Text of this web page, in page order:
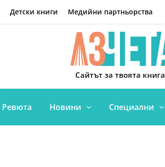
Детски книги Медийни партньорства
Сайтът за твоята книга
Ревюта Новини Специални